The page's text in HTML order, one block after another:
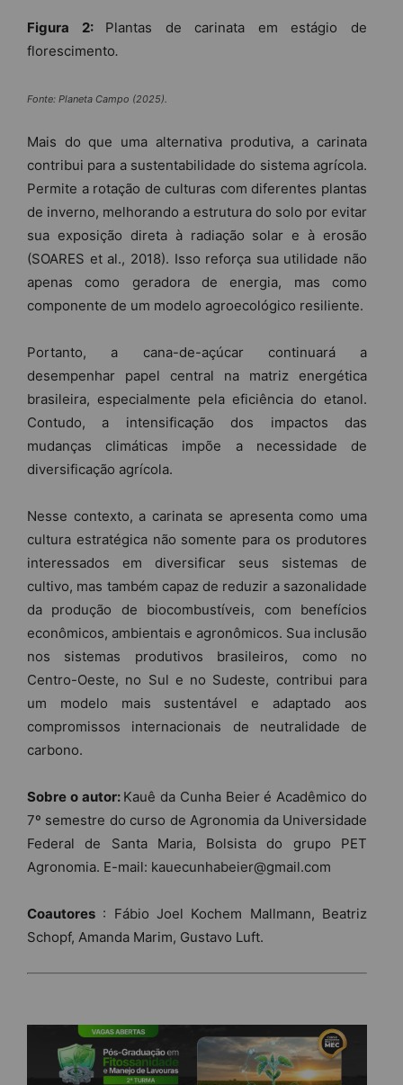
Figura 2: Plantas de carinata em estágio de
florescimento.
Fonte: Planeta Campo (2025).
Mais do que uma alternativa produtiva, a carinata
contribui para a sustentabilidade do sistema agrícola.
Permite a rotação de culturas com diferentes plantas
de inverno, melhorando a estrutura do solo por evitar
sua exposição direta à radiação solar e à erosão
(SOARES et al., 2018). Isso reforça sua utilidade não
apenas como geradora de energia, mas como
componente de um modelo agroecológico resiliente.
Portanto, a cana-de-açúcar continuará a
desempenhar papel central na matriz energética
brasileira, especialmente pela eficiência do etanol.
Contudo, a intensificação dos impactos das
mudanças climáticas impõe a necessidade de
diversificação agrícola.
Nesse contexto, a carinata se apresenta como uma
cultura estratégica não somente para os produtores
interessados em diversificar seus sistemas de
cultivo, mas também capaz de reduzir a sazonalidade
da produção de biocombustíveis, com benefícios
econômicos, ambientais e agronômicos. Sua inclusão
nos sistemas produtivos brasileiros, como no
Centro-Oeste, no Sul e no Sudeste, contribui para
um modelo mais sustentável e adaptado aos
compromissos internacionais de neutralidade de
carbono.
Sobre o autor: Kauê da Cunha Beier é Acadêmico do
7º semestre do curso de Agronomia da Universidade
Federal de Santa Maria, Bolsista do grupo PET
Agronomia. E-mail: kauecunhabeier@gmail.com
Coautores : Fábio Joel Kochem Mallmann, Beatriz
Schopf, Amanda Marim, Gustavo Luft.